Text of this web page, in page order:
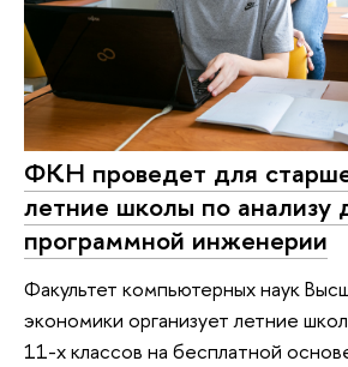
ФКН проведет для
летние школы по анализу
программной инженерии
Факультет компьютерных наук
экономики организует летние
11-х классов на бесплатной